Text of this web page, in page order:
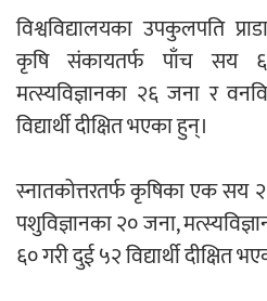
परियोजना
सहुलियत ऋण
नदी
बनाउँछ
विश्वविद्यालयका उपकुलपति
कृषि संकायतर्फ पाँच सय
मत्स्यविज्ञानका २६ जना र
विद्यार्थी दीक्षित भएका हुन्।
स्नातकोत्तरतर्फ कृषिका एक सय
पशुविज्ञानका २० जना,
६० गरी दुई ५२ विद्यार्थी दीक्षित